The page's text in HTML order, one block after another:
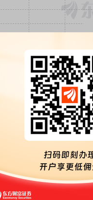
成交价
(元)
折溢率
(%)
成交量
成交额